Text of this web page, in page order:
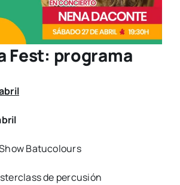
Fest: programa
Batu­co­lours
de per­cu­sión